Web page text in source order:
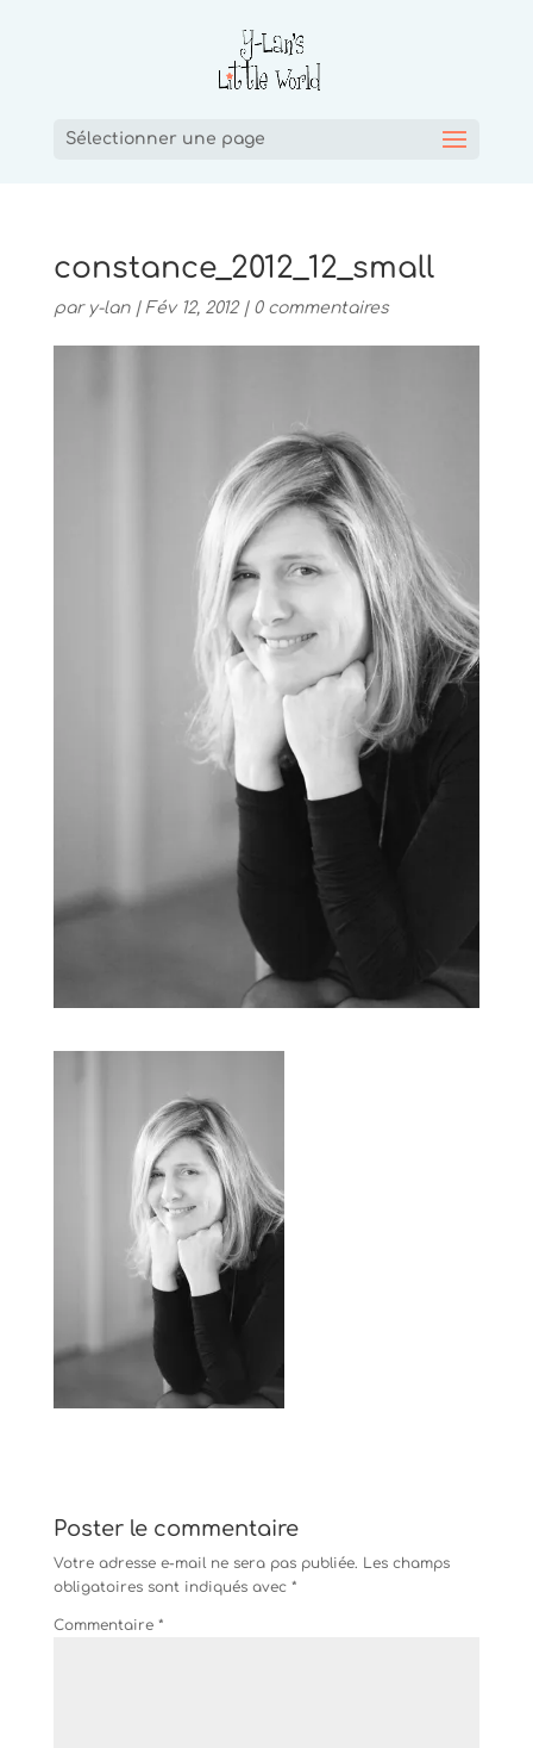
Sélectionner une page
constance_2012_12_small
par y-lan| Fév 12, 2012| 0 commentaires
Poster le commentaire
Votre adresse e-mail ne sera pas publiée. Les champs
obligatoires sont indiqués avec *
Commentaire *